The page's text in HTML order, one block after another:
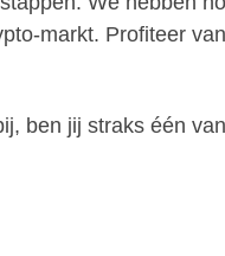
markt. Profiteer
ben jij straks één